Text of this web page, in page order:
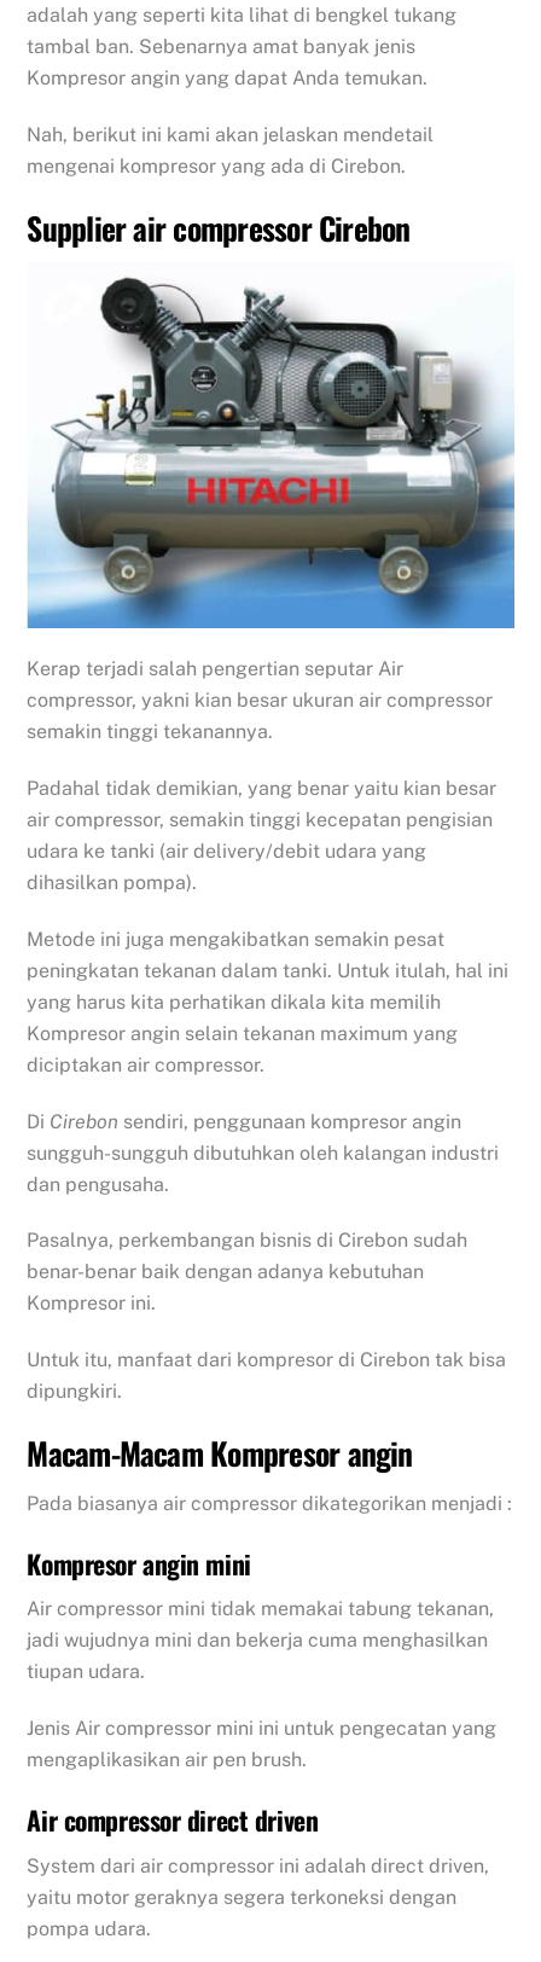
adalah yang seperti kita lihat di bengkel tukang
tambal ban. Sebenarnya amat banyak jenis
Kompresor angin yang dapat Anda temukan.
Nah, berikut ini kami akan jelaskan mendetail
mengenai kompresor yang ada di Cirebon.
Supplier air compressor Cirebon
Kerap terjadi salah pengertian seputar Air
compressor, yakni kian besar ukuran air compressor
semakin tinggi tekanannya.
Padahal tidak demikian, yang benar yaitu kian besar
air compressor, semakin tinggi kecepatan pengisian
udara ke tanki (air delivery/debit udara yang
dihasilkan pompa).
Metode ini juga mengakibatkan semakin pesat
peningkatan tekanan dalam tanki. Untuk itulah, hal ini
yang harus kita perhatikan dikala kita memilih
Kompresor angin selain tekanan maximum yang
diciptakan air compressor.
Di Cirebon sendiri, penggunaan kompresor angin
sungguh-sungguh dibutuhkan oleh kalangan industri
dan pengusaha.
Pasalnya, perkembangan bisnis di Cirebon sudah
benar-benar baik dengan adanya kebutuhan
Kompresor ini.
Untuk itu, manfaat dari kompresor di Cirebon tak bisa
dipungkiri.
Macam-Macam Kompresor angin
Pada biasanya air compressor dikategorikan menjadi :
Kompresor angin mini
Air compressor mini tidak memakai tabung tekanan,
jadi wujudnya mini dan bekerja cuma menghasilkan
tiupan udara.
Jenis Air compressor mini ini untuk pengecatan yang
mengaplikasikan air pen brush.
Air compressor direct driven
System dari air compressor ini adalah direct driven,
yaitu motor geraknya segera terkoneksi dengan
pompa udara.